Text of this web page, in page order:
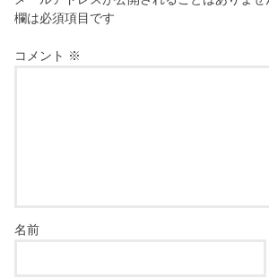
欄は必須項目です
コメント ※
名前